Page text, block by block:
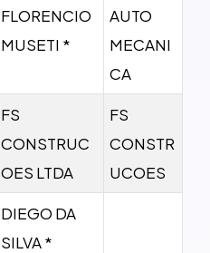
FLORENCIO
MUSETI *
AUTO
MECANI
CA
FS
CONSTRUC
OES LTDA
FS
CONSTR
UCOES
DIEGO DA
SILVA *